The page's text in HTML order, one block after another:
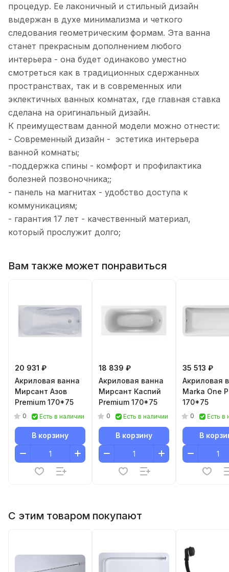
процедур. Ее лаконичный и стильный дизайн
выдержан в духе минимализма и четкого
следования геометрическим формам. Эта ванна
станет прекрасным дополнением любого
интерьера - она будет одинаково уместно
смотреться как в традиционных сдержанных
пространствах, так и в современных или
эклектичных ванных комнатах, где главная ставка
сделана на оригинальный дизайн.
К преимуществам данной модели можно отнести:
- Современный дизайн - эстетика интерьера
ванной комнаты;
-поддержка спины - комфорт и профилактика
болезней позвоночника;;
- панель на магнитах - удобство доступа к
коммуникациям;
- гарантия 17 лет - качественный материал,
который прослужит долго;
Вам также может понравиться
20 931 ₽
Акриловая ванна
Мирсант Азов
Premium 170*75
0 Есть в наличии
В корзину
18 839 ₽
Акриловая ванна
Мирсант Каспий
Premium 170*75
0 Есть в наличии
В корзину
35 513 ₽
Акриловая
Marka One
170*75
0 Есть в
В
С этим товаром покупают